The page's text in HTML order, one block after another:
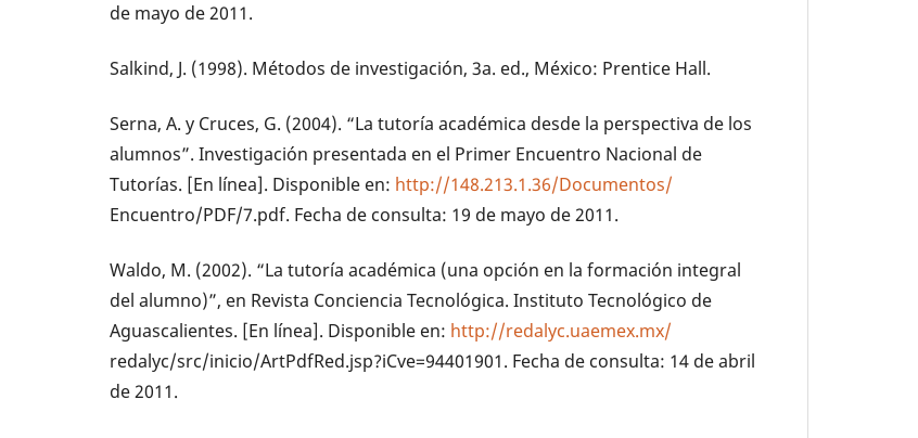
de mayo de 2011.
Salkind, J. (1998). Métodos de investigación, 3a. ed., México: Prentice Hall.
Serna, A. y Cruces, G. (2004). “La tutoría académica desde la perspectiva de los
alumnos”. Investigación presentada en el Primer Encuentro Nacional de
Tutorías. [En línea]. Disponible en: http://148.213.1.36/Documentos/
Encuentro/PDF/7.pdf. Fecha de consulta: 19 de mayo de 2011.
Waldo, M. (2002). “La tutoría académica (una opción en la formación integral
del alumno)”, en Revista Conciencia Tecnológica. Instituto Tecnológico de
Aguascalientes. [En línea]. Disponible en: http://redalyc.uaemex.mx/
redalyc/src/inicio/ArtPdfRed.jsp?iCve=94401901. Fecha de consulta: 14 de abril
de 2011.